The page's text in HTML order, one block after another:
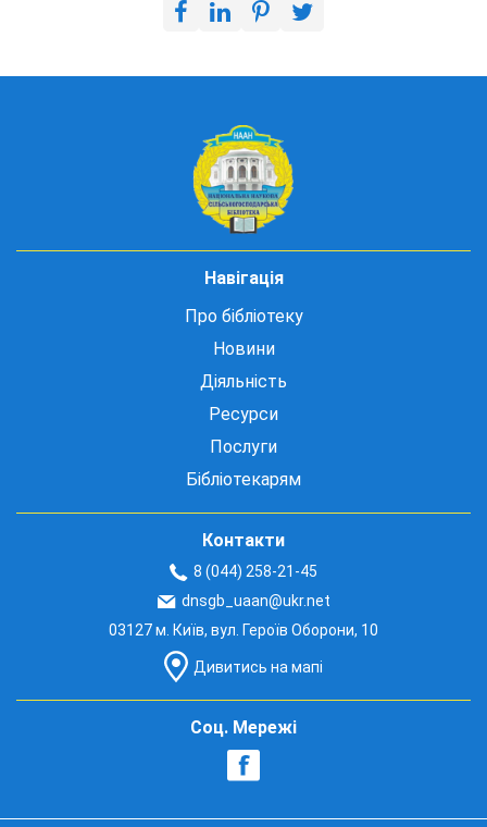
Навігація
Про бібліотеку
Новини
Діяльність
Ресурси
Послуги
Бібліотекарям
Контакти
8 (044) 258-21-45
dnsgb_uaan@ukr.net
03127 м. Київ, вул. Героїв Оборони, 10
Дивитись на мапі
Соц. Мережі